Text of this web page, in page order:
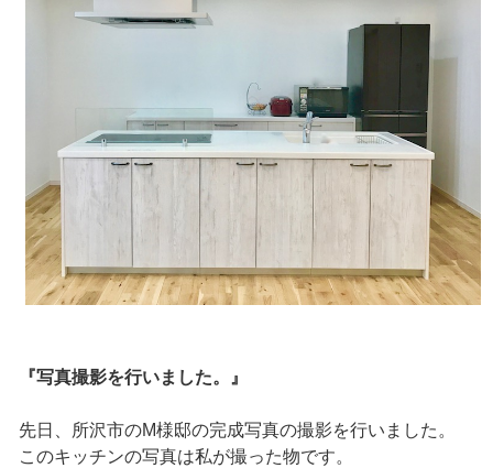
『写真撮影を行いました。』
先日、所沢市のM様邸の完成写真の撮影を行いました。
このキッチンの写真は私が撮った物です。